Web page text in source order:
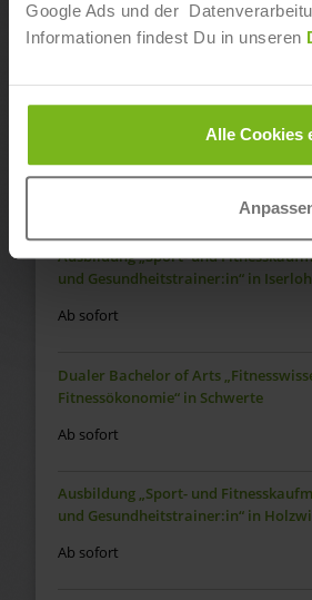
Google Ads und der
Informationen findest Du in unseren
Alle Cookies
Ausbildung „Sport- und
und Gesundheitstrainer:in“ in
Dualer Bachelor of Arts
Fitnessökonomie“ in Iserlohn
Ausbildung „Sport- und
und Gesundheitstrainer:in“ in
Ab sofort
Dualer Bachelor of Arts
Fitnessökonomie“ in Schwerte
Ab sofort
Ausbildung „Sport- und
und Gesundheitstrainer:in“ in
Ab sofort